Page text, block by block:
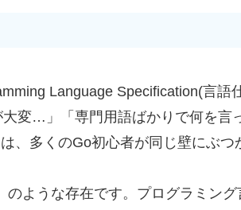
Language Specification(言語
変…」「専門用語ばかりで何を言
多くのGo初心者が同じ壁にぶつ
ような存在です。プログラミング